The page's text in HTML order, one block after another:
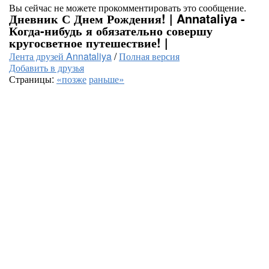
Вы сейчас не можете прокомментировать это сообщение.
Дневник С Днем Рождения! | Annataliya -
Когда-нибудь я обязательно совершу
кругосветное путешествие! |
Лента друзей Annataliya/Полная версия
Добавить в друзья
Страницы: «позжераньше»